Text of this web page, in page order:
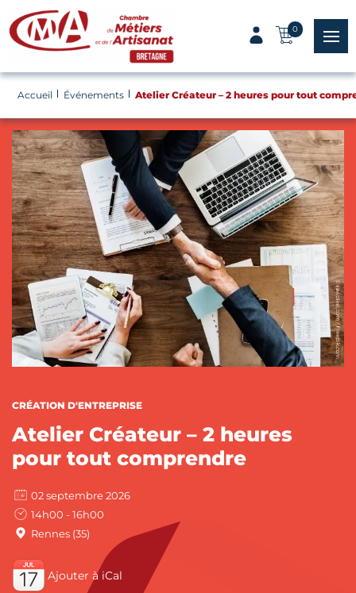
Panneau de gestion des cookies
0
menu
Accueil Événements Atelier Créateur – 2 heures pour tout
CATÉGORIES :
CRÉATION D'ENTREPRISE
Atelier Créateur – 2 heures
pour tout comprendre
02 septembre 2026
14h00 - 16h00
Rennes (35)
Ajouter à iCal